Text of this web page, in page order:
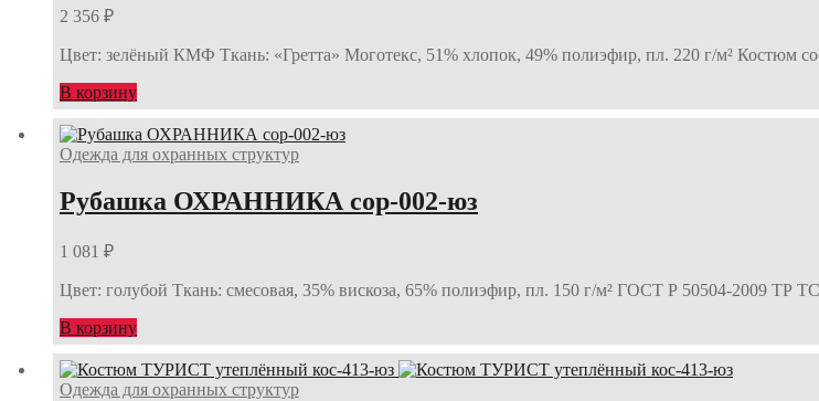
2 356 ₽
Цвет: зелёный КМФ Ткань: «Гретта» Моготекс, 51% хлопок, 49% полиэфир, пл. 220 г/м² Костюм
В корзину
Одежда для охранных структур
Рубашка ОХРАННИКА сор-002-юз
1 081 ₽
Цвет: голубой Ткань: смесовая, 35% вискоза, 65% полиэфир, пл. 150 г/м² ГОСТ Р 50504-2009 ТР
В корзину
Одежда для охранных структур